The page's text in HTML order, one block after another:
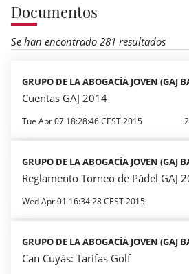
Documentos
Se han encontrado 281 resultados
GRUPO DE LA ABOGACÍA JOVEN (GAJ
Cuentas GAJ 2014
Tue Apr 07 18:28:46 CEST 2015
GRUPO DE LA ABOGACÍA JOVEN (GAJ
Reglamento Torneo de Pádel GAJ
Wed Apr 01 16:34:28 CEST 2015
GRUPO DE LA ABOGACÍA JOVEN (GAJ
Can Cuyàs: Tarifas Golf